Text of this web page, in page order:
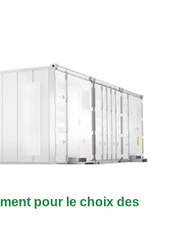
pour le choix des